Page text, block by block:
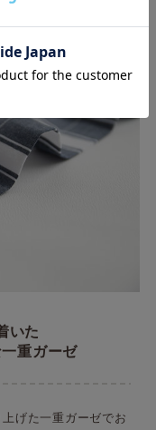
いた
重ガーゼ
げた一重ガーゼでお